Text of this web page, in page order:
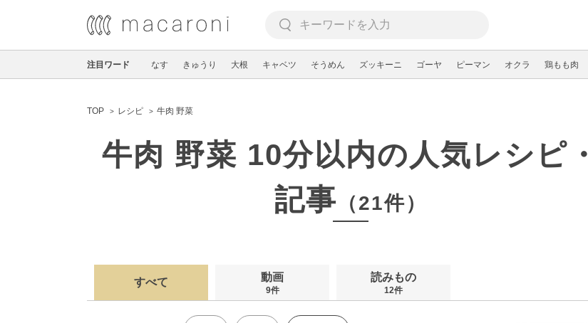
注目ワード なす きゅうり 大根 キャベツ そうめん ズッキーニ ゴーヤ ピーマン オクラ 鶏もも肉
TOP レシピ 牛肉 野菜
牛肉 野菜 10分以内の人気レシピ・
記事 （21件）
すべて 動画
9件
読みもの
12件